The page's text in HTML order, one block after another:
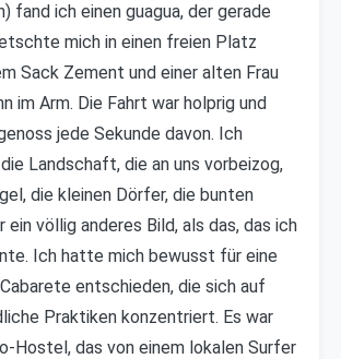
fand ich einen guagua, der gerade
mich in einen freien Platz
Sack Zement und einer alten Frau
im Arm. Die Fahrt war holprig und
jede Sekunde davon. Ich
Landschaft, die an uns vorbeizog,
die kleinen Dörfer, die bunten
ein völlig anderes Bild, als das, das ich
Ich hatte mich bewusst für eine
entschieden, die sich auf
Praktiken konzentriert. Es war
Hostel, das von einem lokalen Surfer